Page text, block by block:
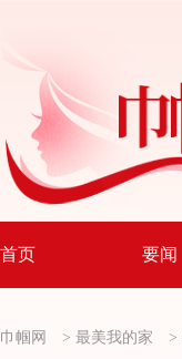
首页 要闻
巾帼网 > 最美我的家 >